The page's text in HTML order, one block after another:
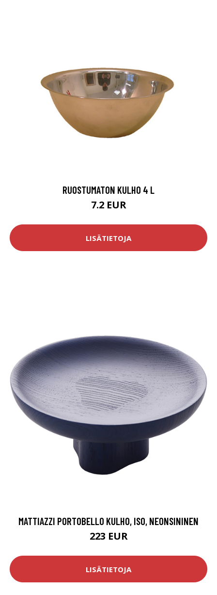
RUOSTUMATON KULHO 4 L
7.2 EUR
LISÄTIETOJA
MATTIAZZI PORTOBELLO KULHO, ISO, NEONSININEN
223 EUR
LISÄTIETOJA